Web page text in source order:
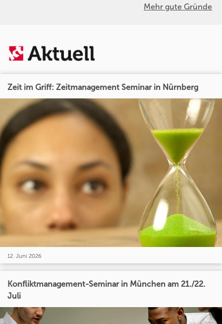
Mehr gute Gründe
Zeit im Griff: Zeitmanagement Seminar in Nürnberg
12. Juni 2026
Konfliktmanagement-Seminar in München am 21./22.
Juli